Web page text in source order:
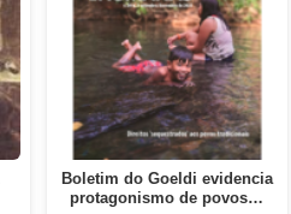
Boletim do Goeldi evidencia
protagonismo de povos…